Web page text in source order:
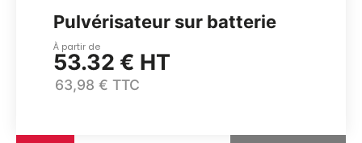
Pulvérisateur sur batterie
À partir de
53.32 € HT
63,98 € TTC